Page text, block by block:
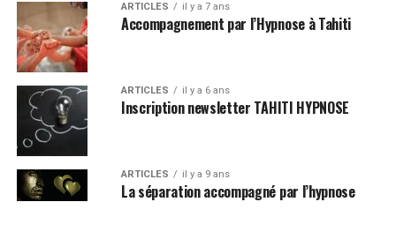
ARTICLES il y a 7 ans
Accompagnement par l’Hypnose à Tahiti
ARTICLES il y a 6 ans
Inscription newsletter TAHITI HYPNOSE
ARTICLES il y a 9 ans
La séparation accompagné par l’hypnose